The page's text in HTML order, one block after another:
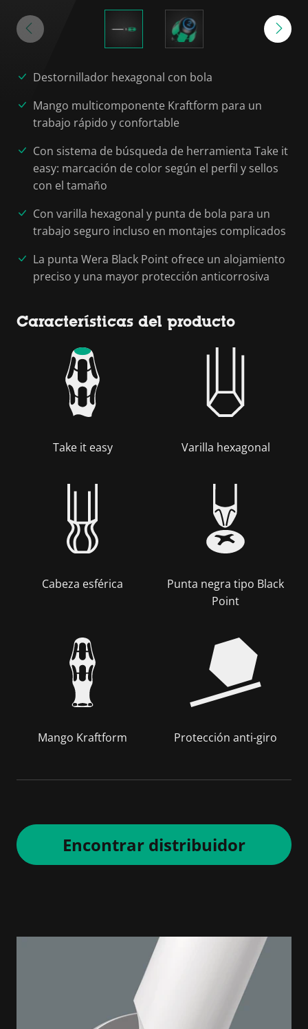
Destornillador hexagonal con bola
Mango multicomponente Kraftform para un
trabajo rápido y confortable
Con sistema de búsqueda de herramienta Take it
easy: marcación de color según el perfil y sellos
con el tamaño
Con varilla hexagonal y punta de bola para un
trabajo seguro incluso en montajes complicados
La punta Wera Black Point ofrece un alojamiento
preciso y una mayor protección anticorrosiva
Características del producto
Take it easy Varilla hexagonal
Cabeza esférica
Punta negra tipo Black
Point
Mango Kraftform Protección anti-giro
Encontrar distribuidor